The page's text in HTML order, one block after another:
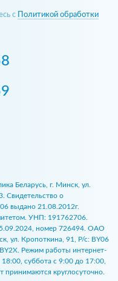
с
Политикой обработки
Беларусь, г. Минск, ул.
Свидетельство о
выдано 21.08.2012г.
УНП: 191762706.
номер 726494. ОАО
ул. Кропоткина, 91, Р/с: BY06
Режим работы интернет-
суббота с 9:00 до 17:00,
принимаются круглосуточно.